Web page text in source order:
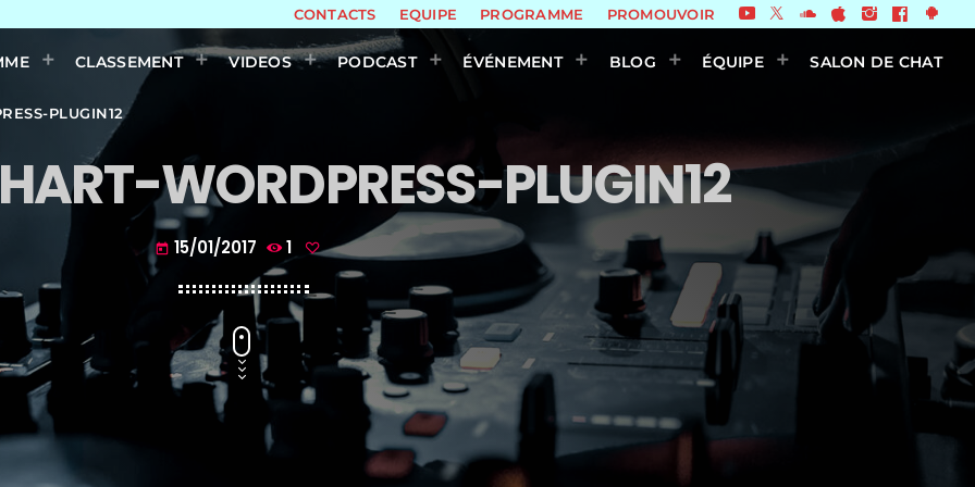
CONTACTS EQUIPE PROGRAMME PROMOUVOIR
CLASSEMENT VIDEOS PODCAST ÉVÉNEMENT BLOG ÉQUIPE SALON DE CHAT
PLUGIN12
WORDPRESS-PLUGIN12
today 15/01/2017 1